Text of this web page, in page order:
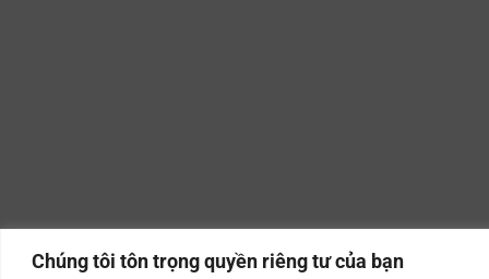
Chúng tôi tôn trọng quyền riêng tư của bạn